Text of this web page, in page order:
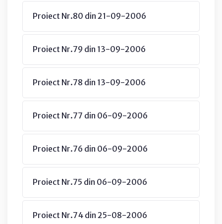
Proiect Nr.80 din 21-09-2006
Proiect Nr.79 din 13-09-2006
Proiect Nr.78 din 13-09-2006
Proiect Nr.77 din 06-09-2006
Proiect Nr.76 din 06-09-2006
Proiect Nr.75 din 06-09-2006
Proiect Nr.74 din 25-08-2006